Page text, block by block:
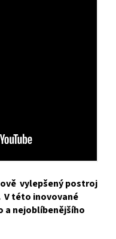
vylepšený postroj
V této inovované
a nejoblíbenějšího